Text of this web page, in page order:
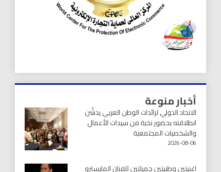
أخبار منوعة
الاتحاد الدولي لرائدات الوطن العربي يدشّن
انطلاقته بحضور نخبة من سيدات الأعمال
والشخصيات المجتمعية
2026-08-06
اغنيتين وطنيتين جميلتين للفنان المايسترو